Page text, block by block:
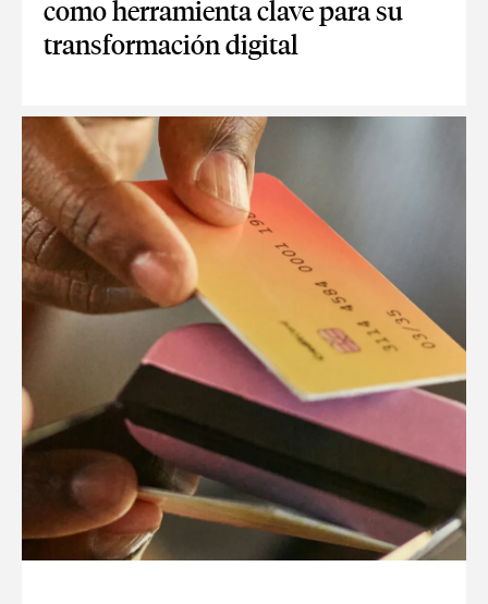
como herramienta clave para su
transformación digital